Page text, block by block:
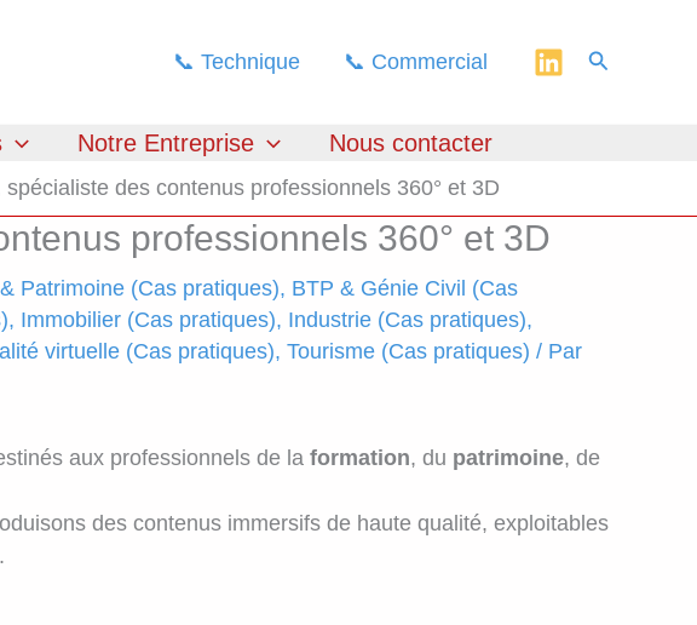
📞 Technique 📞 Commercial
Notre Entreprise Nous contacter
des contenus professionnels 360° et 3D
professionnels 360° et 3D
Patrimoine (Cas pratiques), BTP & Génie Civil (Cas
, Immobilier (Cas pratiques), Industrie (Cas pratiques),
virtuelle (Cas pratiques), Tourisme (Cas pratiques) / Par
aux professionnels de la formation, du patrimoine, de
des contenus immersifs de haute qualité, exploitables
.